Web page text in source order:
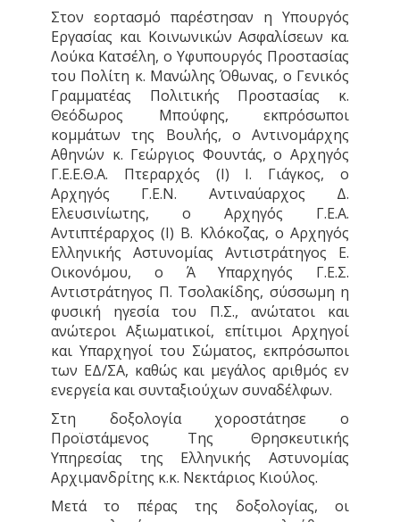
Στον εορτασμό παρέστησαν η Υπουργός
Εργασίας και Κοινωνικών Ασφαλίσεων κα.
Λούκα Κατσέλη, ο Υφυπουργός Προστασίας
του Πολίτη κ. Μανώλης Όθωνας, ο Γενικός
Γραμματέας Πολιτικής Προστασίας κ.
Θεόδωρος Μπούφης, εκπρόσωποι
κομμάτων της Βουλής, ο Αντινομάρχης
Αθηνών κ. Γεώργιος Φουντάς, ο Αρχηγός
Γ.Ε.Ε.Θ.Α. Πτεραρχός (Ι) Ι. Γιάγκος, ο
Αρχηγός Γ.Ε.Ν. Αντιναύαρχος Δ.
Ελευσινίωτης, ο Αρχηγός Γ.Ε.Α.
Αντιπτέραρχος (Ι) Β. Κλόκοζας, ο Αρχηγός
Ελληνικής Αστυνομίας Αντιστράτηγος Ε.
Οικονόμου, ο Ά Υπαρχηγός Γ.Ε.Σ.
Αντιστράτηγος Π. Τσολακίδης, σύσσωμη η
φυσική ηγεσία του Π.Σ., ανώτατοι και
ανώτεροι Αξιωματικοί, επίτιμοι Αρχηγοί
και Υπαρχηγοί του Σώματος, εκπρόσωποι
των ΕΔ/ΣΑ, καθώς και μεγάλος αριθμός εν
ενεργεία και συνταξιούχων συναδέλφων.
Στη δοξολογία χοροστάτησε ο
Προϊστάμενος Της Θρησκευτικής
Υπηρεσίας της Ελληνικής Αστυνομίας
Αρχιμανδρίτης κ.κ. Νεκτάριος Κιούλος.
Μετά το πέρας της δοξολογίας, οι